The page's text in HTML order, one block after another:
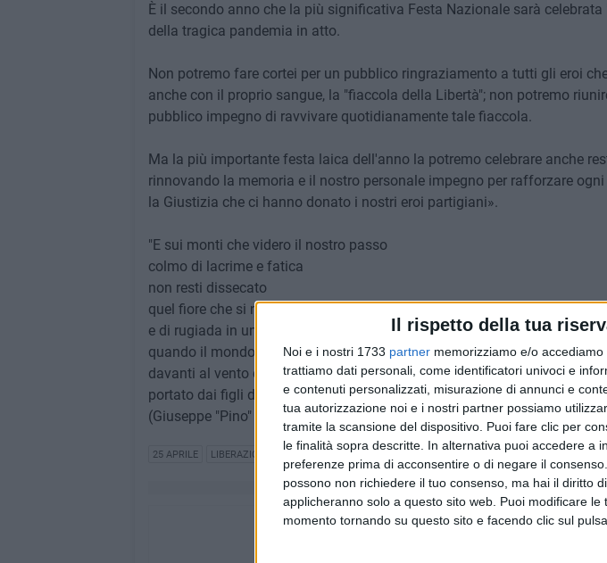
Il rispetto della tua
Noi e i nostri 1733 partner memorizziamo e/o
trattiamo dati personali, come identificatori univoci e
e contenuti personalizzati, misurazione di annunci e
tua autorizzazione noi e i nostri partner possiamo
tramite la scansione del dispositivo. Puoi fare clic per
le finalità sopra descritte. In alternativa puoi accedere a
preferenze prima di acconsentire o di negare il consenso.
possono non richiedere il tuo consenso, ma hai il diritto
applicheranno solo a questo sito web. Puoi modificare
momento tornando su questo sito e facendo clic sul
È il secondo anno che la più significativa Festa Nazionale sarà celebrata
della tragica pandemia in atto.
Non potremo fare cortei per un pubblico ringraziamento a tutti gli eroi
anche con il proprio sangue, la "fiaccola della Libertà"; non potremo
pubblico impegno di ravvivare quotidianamente tale fiaccola.
Ma la più importante festa laica dell'anno la potremo celebrare anche
rinnovando la memoria e il nostro personale impegno per rafforzare
la Giustizia che ci hanno donato i nostri eroi partigiani».
"E sui monti che videro il nostro passo
colmo di lacrime e fatica
non resti dissecato
quel fiore che si nutrì di sangue
e di rugiada in un aprile stupendo
quando il mondo trattenne il respiro
davanti al vento della libertà
portato dai figli della Resistenza"
(Giuseppe "Pino" Bartoli, partigiano in Romagna)
25 APRILE LIBERAZIONE